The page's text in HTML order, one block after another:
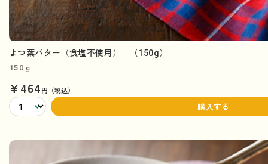
よつ葉バター（食塩不使用） （150g）
150ｇ
¥464円（税込）
購入する